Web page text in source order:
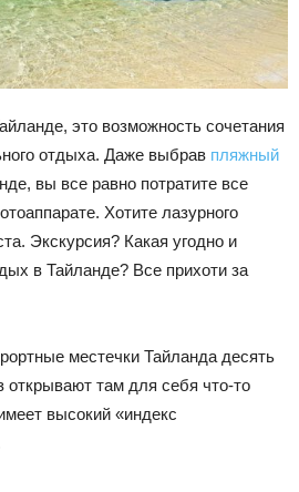
это возможность сочетания
отдыха. Даже выбрав пляжный
вы все равно потратите все
Хотите лазурного
Экскурсия? Какая угодно и
в Тайланде? Все прихоти за
местечки Тайланда десять
открывают там для себя что-то
высокий «индекс